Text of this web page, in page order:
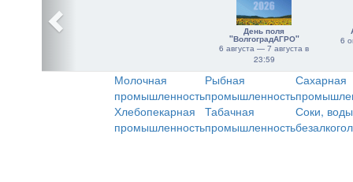
День поля
"ВолгоградАГРО"
6 августа — 7 августа в
23:59
6
Молочная
промышленность
Рыбная
промышленность
Сахарная
Хлебопекарная
промышленность
Табачная
промышленность
Соки,